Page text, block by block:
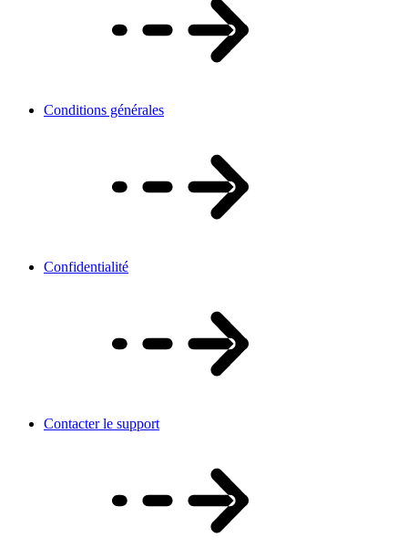
Conditions générales
Confidentialité
Contacter le support